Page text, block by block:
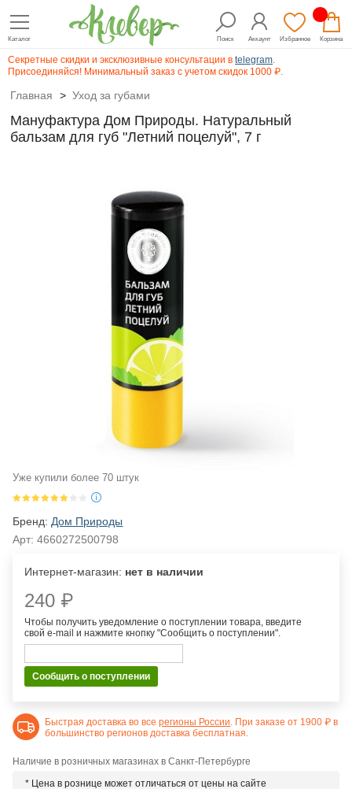
Каталог Поиск Аккаунт Избранное Корзина
Секретные скидки и эксклюзивные консультации в telegram.
Присоединяйся! Минимальный заказ с учетом скидок 1000 ₽.
Главная > Уход за губами
Мануфактура Дом Природы. Натуральный
бальзам для губ "Летний поцелуй", 7 г
Уже купили более 70 штук
Бренд: Дом Природы
Арт:4660272500798
Интернет-магазин: нет в наличии
240 ₽
Чтобы получить уведомление о поступлении товара, введите
свой e-mail и нажмите кнопку "Сообщить о поступлении".
Сообщить о поступлении
Быстрая доставка во всерегионы России . При заказе от 1900 ₽ в
большинство регионов доставка бесплатная.
Наличие в розничных магазинах в Санкт-Петербурге
* Цена в рознице может отличаться от цены на сайте